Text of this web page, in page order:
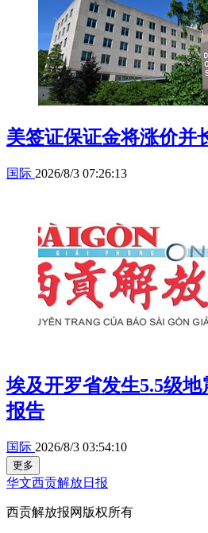
美签证保证金将涨价并
国际 2026/8/3 07:26:13
埃及开罗省发生5.5级
报告
国际 2026/8/3 03:54:10
更多
华文西贡解放日报
西贡解放报网版权所有